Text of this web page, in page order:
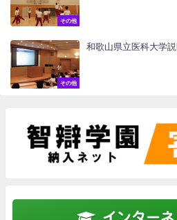
その他
その他
和歌山県立医科大学説